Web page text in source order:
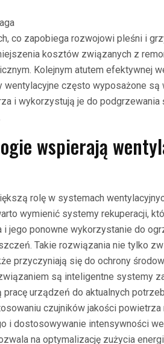
co zapobiega rozwojowi pleśni i
kosztów związanych z
Kolejnym atutem efektywnej
często wyposażone są
i wykorzystują je do podgrzewania
wspierają
rolę w systemach
wymienić systemy rekuperacji,
jego ponowne wykorzystanie do
Takie rozwiązania nie tylko
przyczyniają się do ochrony
są inteligentne systemy
urządzeń do aktualnych
czujników jakości
i dostosowywanie intensywności
na optymalizację zużycia